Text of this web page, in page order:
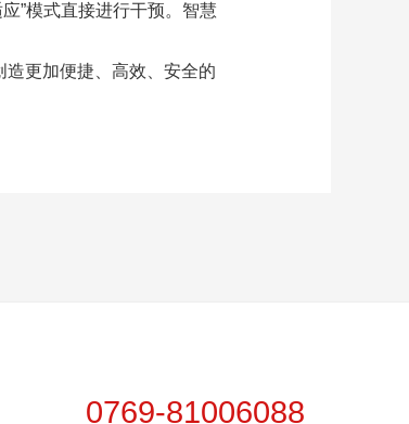
”模式直接进行干预。智慧
更加便捷、高效、安全的
0769-81006088